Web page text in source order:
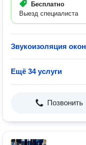
Бесплатно
Выезд специалиста
Звукоизоляция окон
Ещё 34 услуги
Позвонить